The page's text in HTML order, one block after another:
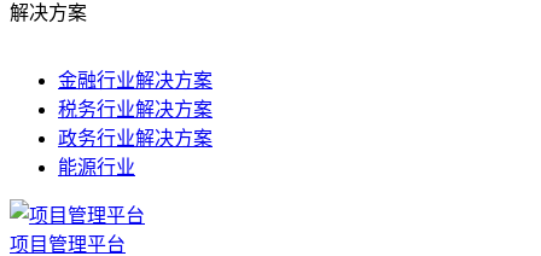
解决方案
金融行业解决方案
税务行业解决方案
政务行业解决方案
能源行业
​项目管理平台